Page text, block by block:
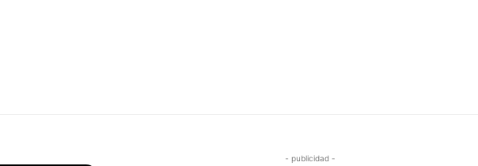
- publicidad -